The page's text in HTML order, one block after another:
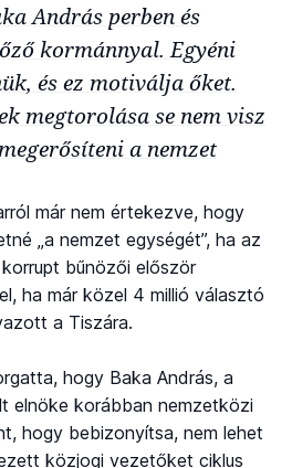
András perben és
kormánnyal. Egyéni
és ez motiválja őket.
megtorolása se nem visz
a nemzet
már nem értekezve, hogy
„a nemzet egységét”, ha az
bűnözői először
ha már közel 4 millió választó
a Tiszára.
hogy Baka András, a
elnöke korábban nemzetközi
hogy bebizonyítsa, nem lehet
közjogi vezetőket ciklus